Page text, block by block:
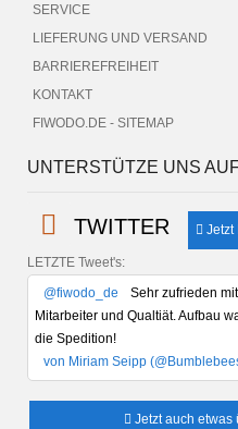
SERVICE
LIEFERUNG UND VERSAND
BARRIEREFREIHEIT
KONTAKT
FIWODO.DE - SITEMAP
UNTERSTÜTZE UNS
TWITTER Jetzt
LETZTE Tweet's:
@fiwodo_de
Sehr zufrieden
Mitarbeiter und Qualtiät. Aufbau
die Spedition!
von Miriam Seipp
Jetzt auch etwas